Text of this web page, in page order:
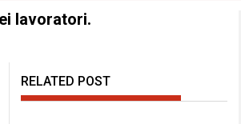
lavoratori.
RELATED POST